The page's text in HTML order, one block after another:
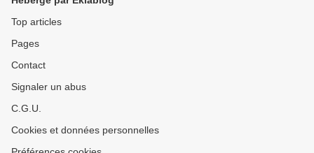
Top articles
Pages
Contact
Signaler un abus
C.G.U.
Cookies et données personnelles